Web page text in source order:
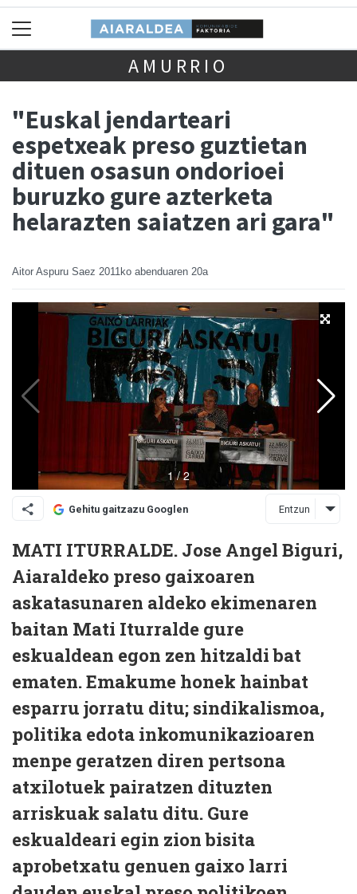
AMURRIO
"Euskal jendarteari
espetxeak preso guztietan
dituen osasun ondorioei
buruzko gure azterketa
helarazten saiatzen ari gara"
Aitor Aspuru Saez 2011ko abenduaren 20a
Gehitu gaitzazu Googlen Entzun
MATI ITURRALDE. Jose Angel Biguri,
Aiaraldeko preso gaixoaren
askatasunaren aldeko ekimenaren
baitan Mati Iturralde gure
eskualdean egon zen hitzaldi bat
ematen. Emakume honek hainbat
esparru jorratu ditu; sindikalismoa,
politika edota inkomunikazioaren
menpe geratzen diren pertsona
atxilotuek pairatzen dituzten
arriskuak salatu ditu. Gure
eskualdeari egin zion bisita
aprobetxatu genuen gaixo larri